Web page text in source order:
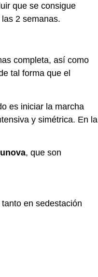
que se consigue
2 semanas.
completa, así como
tal forma que el
es iniciar la marcha
y simétrica. En la
, que son
en sedestación